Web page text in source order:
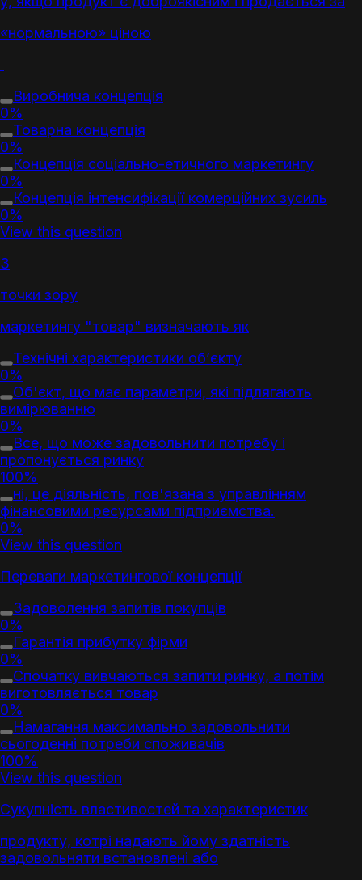
«нормальною» ціною
Виробнича концепція
0%
Товарна концепція
0%
Концепція соціально-етичного маркетингу
0%
Концепція інтенсифікації комерційних зусиль
0%
View this question
З
точки зору
маркетингу "товар" визначають як
Технічні характеристики об’єкту
0%
Об'єкт, що має параметри, які підлягають
вимірюванню
0%
Все, що може задовольнити потребу і
пропонується ринку
100%
ні, це діяльність, пов'язана з управлінням
фінансовими ресурсами підприємства.
0%
View this question
Переваги маркетингової концепції
Задоволення запитів покупців
0%
Гарантія прибутку фірми
0%
Спочатку вивчаються запити ринку, а потім
виготовляється товар
0%
Намагання максимально задовольнити
сьогоденні потреби споживачів
100%
View this question
Сукупність властивостей та характеристик
продукту, котрі надають йому здатність
задовольняти встановлені або